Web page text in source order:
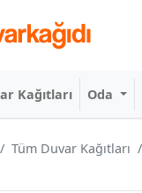
Kağıtları Oda
Tüm Duvar Kağıtları